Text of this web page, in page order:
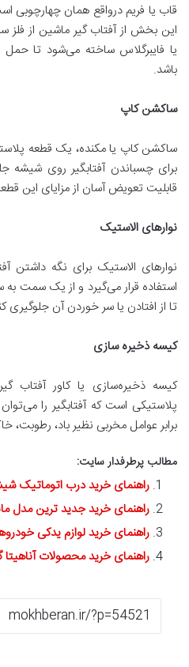
قاب یا فریم درواقع همان چهارچوبی
این بخش از آفتاب گیر ماشین از فلز
یا فایبرگلاس ساخته می‌شود تا
باشد.
ساکشن کاپ
ساکشن کاپ یا مکنده، یک قطعه
برای چسباندن آفتابگیر روی شیشه
قابلیت تعویض آسان از مزایای این
نوارهای الاستیک
نوارهای الاستیک برای نگه داشتن
استفاده قرار می‌گیرد و از یک سمت
تا از افتادن یا سر خوردن آن جلوگیری
کیسه ذخیره سازی
کیسه ذخیره‌سازی یا کاور آفتاب
پلاستیکی است که آفتابگیر را
برابر عوامل مخربی نظیر باد، رطوبت،
مطالب پرطرفدار سایت:
راهنمای خرید درب اتوماتیک
راهنمای خرید جدید ترین مدل
راهنمای خرید لوازم یدکی
راهنمای خرید محصولات